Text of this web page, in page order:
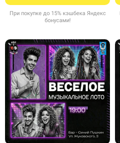
При покупке до 15% кэшбека Яндекс
бонусами!